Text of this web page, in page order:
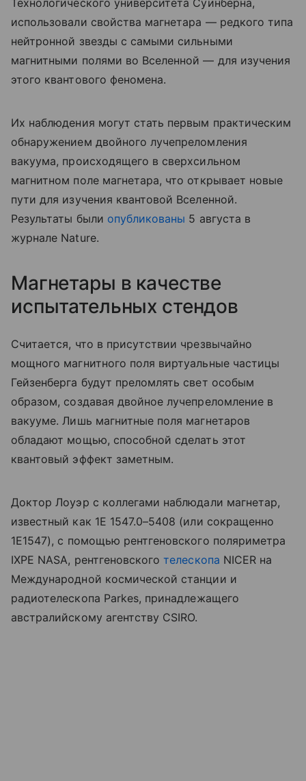
Технологического университета Суинберна,
использовали свойства магнетара — редкого типа
нейтронной звезды с самыми сильными
магнитными полями во Вселенной — для изучения
этого квантового феномена.
Их наблюдения могут стать первым практическим
обнаружением двойного лучепреломления
вакуума, происходящего в сверхсильном
магнитном поле магнетара, что открывает новые
пути для изучения квантовой Вселенной.
Результаты были опубликованы 5 августа в
журнале Nature.
Магнетары в качестве
испытательных стендов
Считается, что в присутствии чрезвычайно
мощного магнитного поля виртуальные частицы
Гейзенберга будут преломлять свет особым
образом, создавая двойное лучепреломление в
вакууме. Лишь магнитные поля магнетаров
обладают мощью, способной сделать этот
квантовый эффект заметным.
Доктор Лоуэр с коллегами наблюдали магнетар,
известный как 1E 1547.0–5408 (или сокращенно
1E1547), с помощью рентгеновского поляриметра
IXPE NASA, рентгеновскоготелескопа NICER на
Международной космической станции и
радиотелескопа Parkes, принадлежащего
австралийскому агентству CSIRO.